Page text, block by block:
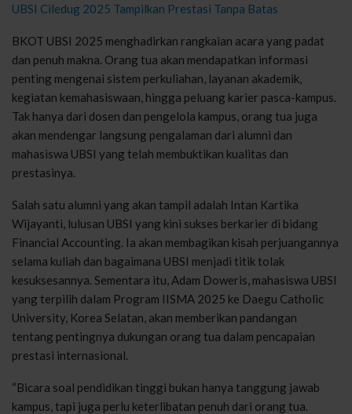
UBSI Ciledug 2025 Tampilkan Prestasi Tanpa Batas
BKOT UBSI 2025 menghadirkan rangkaian acara yang padat
dan penuh makna. Orang tua akan mendapatkan informasi
penting mengenai sistem perkuliahan, layanan akademik,
kegiatan kemahasiswaan, hingga peluang karier pasca-kampus.
Tak hanya dari dosen dan pengelola kampus, orang tua juga
akan mendengar langsung pengalaman dari alumni dan
mahasiswa UBSI yang telah membuktikan kualitas dan
prestasinya.
Salah satu alumni yang akan tampil adalah Intan Kartika
Wijayanti, lulusan UBSI yang kini sukses berkarier di bidang
Financial Accounting. Ia akan membagikan kisah perjuangannya
selama kuliah dan bagaimana UBSI menjadi titik tolak
kesuksesannya. Sementara itu, Adam Doweris, mahasiswa UBSI
yang terpilih dalam Program IISMA 2025 ke Daegu Catholic
University, Korea Selatan, akan memberikan pandangan
tentang pentingnya dukungan orang tua dalam pencapaian
prestasi internasional.
“Bicara soal pendidikan tinggi bukan hanya tanggung jawab
kampus, tapi juga perlu keterlibatan penuh dari orang tua.